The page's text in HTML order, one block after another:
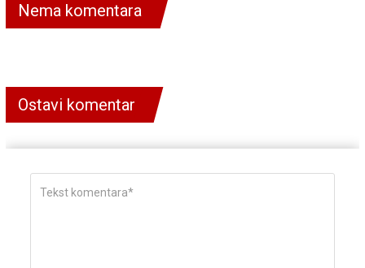
Nema komentara
Ostavi komentar